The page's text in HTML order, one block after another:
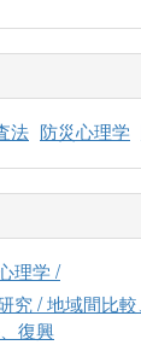
法 防災心理学
理学 /
究 / 地域間比較
復興